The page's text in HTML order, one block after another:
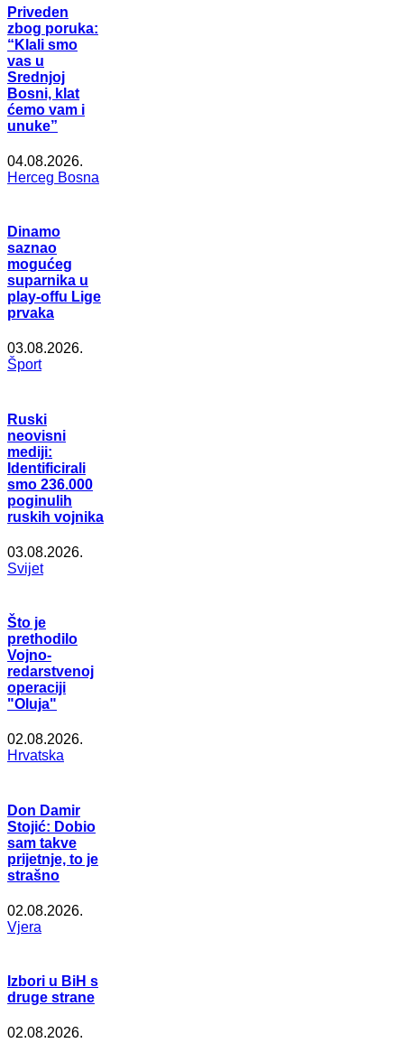
Priveden
zbog poruka:
“Klali smo
vas u
Srednjoj
Bosni, klat
ćemo vam i
unuke”
04.08.2026.
Herceg Bosna
Dinamo
saznao
mogućeg
suparnika u
play-offu Lige
prvaka
03.08.2026.
Šport
Ruski
neovisni
mediji:
Identificirali
smo 236.000
poginulih
ruskih vojnika
03.08.2026.
Svijet
Što je
prethodilo
Vojno-
redarstvenoj
operaciji
"Oluja"
02.08.2026.
Hrvatska
Don Damir
Stojić: Dobio
sam takve
prijetnje, to je
strašno
02.08.2026.
Vjera
Izbori u BiH s
druge strane
02.08.2026.